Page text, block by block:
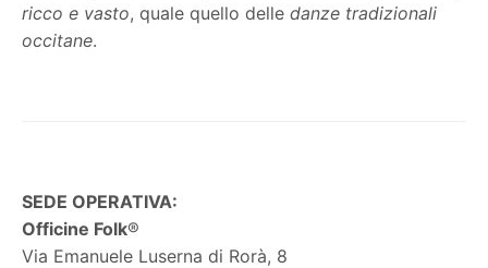
ricco e vasto, quale quello delledanze tradizionali
occitane.
SEDE OPERATIVA:
Officine Folk®
Via Emanuele Luserna di Rorà, 8